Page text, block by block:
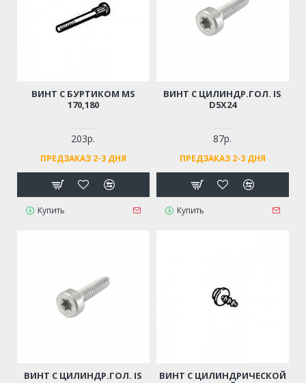
ВИНТ С БУРТИКОМ MS
170,180
203р.
ПРЕДЗАКАЗ 2-3 ДНЯ
Купить
ВИНТ С ЦИЛИНДР.ГОЛ. IS
D5Х24
87р.
ПРЕДЗАКАЗ 2-3 ДНЯ
Купить
ВИНТ С ЦИЛИНДР.ГОЛ. IS
ВИНТ С ЦИЛИНДРИЧЕСКОЙ